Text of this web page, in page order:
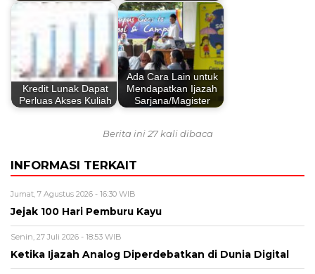
Kredit Lunak Dapat
Perluas Akses Kuliah
Ada Cara Lain untuk
Mendapatkan Ijazah
Sarjana/Magister
Berita ini 27 kali dibaca
INFORMASI TERKAIT
Jumat, 7 Agustus 2026 - 16:30 WIB
Jejak 100 Hari Pemburu Kayu
Senin, 27 Juli 2026 - 18:53 WIB
Ketika Ijazah Analog Diperdebatkan di Dunia Digital